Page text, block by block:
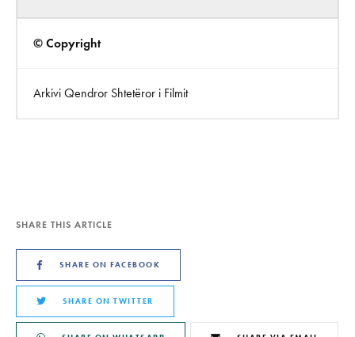
© Copyright
Arkivi Qendror Shtetëror i Filmit
SHARE THIS ARTICLE
SHARE ON FACEBOOK
SHARE ON TWITTER